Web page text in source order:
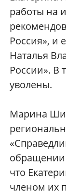
работы на
Россия», и
Наталья
России». В
уволены.
Марина
обращении
что
членом их